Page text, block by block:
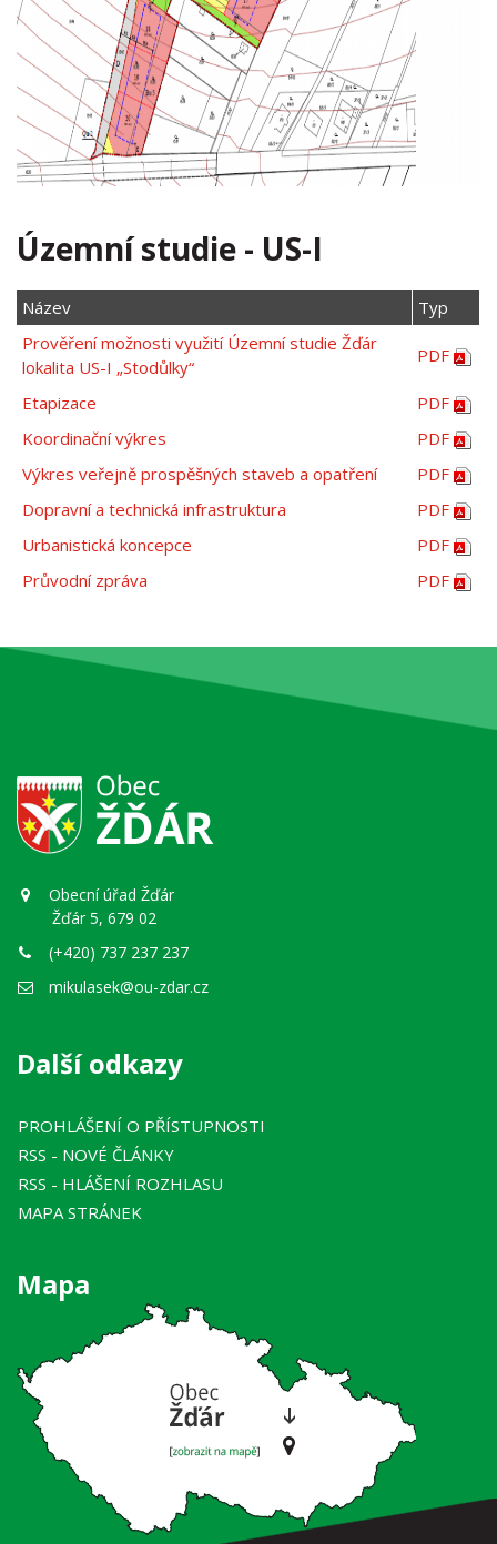
Územní studie - US-I
Název
Typ
Prověření možnosti využití Územní studie Žďár
lokalita US-I „Stodůlky“
PDF
Etapizace
PDF
Koordinační výkres
PDF
Výkres veřejně prospěšných staveb a opatření
PDF
Dopravní a technická infrastruktura
PDF
Urbanistická koncepce
PDF
Průvodní zpráva
PDF
Obecní úřad Žďár
Žďár 5, 679 02
(+420) 737 237 237
mikulasek@ou-zdar.cz
Další odkazy
PROHLÁŠENÍ O PŘÍSTUPNOSTI
RSS - NOVÉ ČLÁNKY
RSS - HLÁŠENÍ ROZHLASU
MAPA STRÁNEK
Mapa